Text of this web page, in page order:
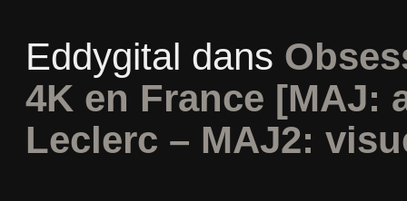
Eddygital dans
4K en France [MAJ:
Leclerc – MAJ2: